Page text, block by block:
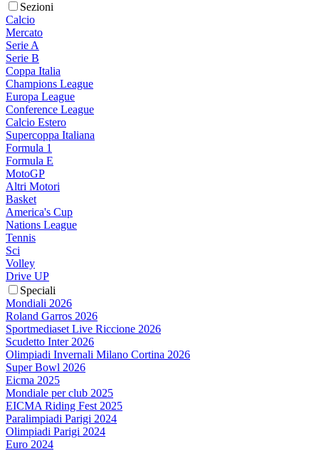
Sezioni
Calcio
Mercato
Serie A
Serie B
Coppa Italia
Champions League
Europa League
Conference League
Calcio Estero
Supercoppa Italiana
Formula 1
Formula E
MotoGP
Altri Motori
Basket
America's Cup
Nations League
Tennis
Sci
Volley
Drive UP
Speciali
Mondiali 2026
Roland Garros 2026
Sportmediaset Live Riccione 2026
Scudetto Inter 2026
Olimpiadi Invernali Milano Cortina 2026
Super Bowl 2026
Eicma 2025
Mondiale per club 2025
EICMA Riding Fest 2025
Paralimpiadi Parigi 2024
Olimpiadi Parigi 2024
Euro 2024